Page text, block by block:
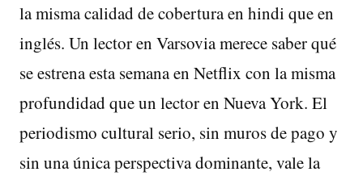
la misma calidad de cobertura en hindi que en
inglés. Un lector en Varsovia merece saber qué
se estrena esta semana en Netflix con la misma
profundidad que un lector en Nueva York. El
periodismo cultural serio, sin muros de pago y
sin una única perspectiva dominante, vale la